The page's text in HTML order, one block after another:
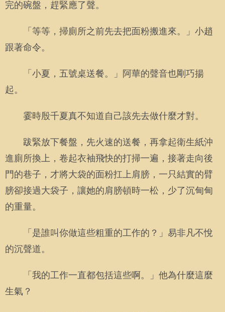
完的碗盤，趕緊應了聲。
「等等，掃廁所之前先去把面粉搬進來。」小趙
跟著命令。
「小夏，五號桌送餐。」阿華的聲音也剛巧揚
起。
霎時殷千夏真不知道自己該先去做什麼才對。
跋緊放下餐盤，先火速的送餐，再拿起衛生紙沖
進廁所換上，卷起衣袖飛快的打掃一遍，接著走向後
門的巷子，才將大袋的面粉扛上肩膀，一只結實的臂
膀卻接過大袋子，讓她的肩膀頓時一松，少了沉甸甸
的重量。
「是誰叫你做這些粗重的工作的？」易非凡不悅
的沉聲道。
「我的工作一直都包括這些啊。」他為什麼這麼
生氣？